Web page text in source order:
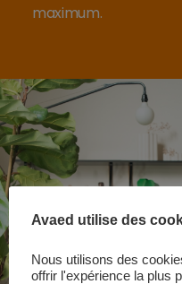
maximum.
Avaed utilise des
Nous utilisons des
offrir l'expérience la plus